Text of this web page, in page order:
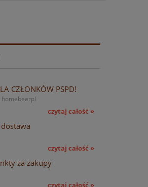
CZŁONKÓW PSPD!
homebeerpl
czytaj całość »
czytaj całość »
za zakupy
czytaj całość »